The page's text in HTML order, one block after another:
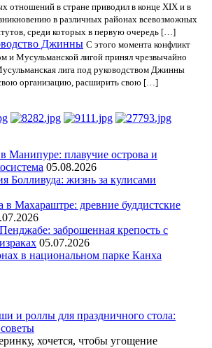
отношений в стране приводил в конце XIX и в
в различных районах всевозможных
среди которых в первую очередь […]
Джинны С этого момента конфликт
и Мусульманской лигой принял чрезвычайно
лига под руководством Джинны
организацию, расширить свою […]
Манипуре: плавучие острова и
05.08.2026
Болливуда: жизнь за кулисами
Махараштре: древние буддистские
заброшенная крепость с
05.07.2026
в национальном парке Канха
и роллы для праздничного стола:
хочется, чтобы угощение